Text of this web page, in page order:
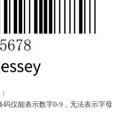
码仅能表示数字0-9，无法表示字母